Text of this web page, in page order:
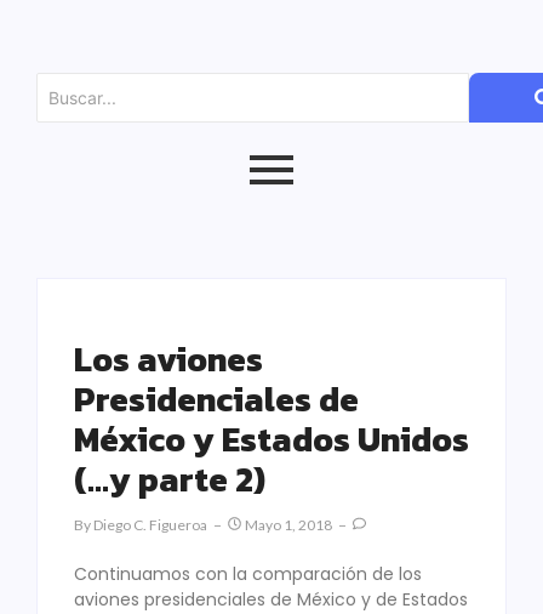
Los aviones
Presidenciales de
México y Estados Unidos
(…y parte 2)
By Diego C. Figueroa Mayo 1, 2018
Continuamos con la comparación de los
aviones presidenciales de México y de Estados